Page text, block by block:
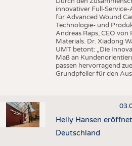
innovativer Full-
für Advanced Wound
Technologie- und
Andreas Raps, CEO
Materials. Dr. Xiadong
UMT betont: „Die
Maß an
passen hervorragend
Grundpfeiler für den
Helly Hansen
Deutschland